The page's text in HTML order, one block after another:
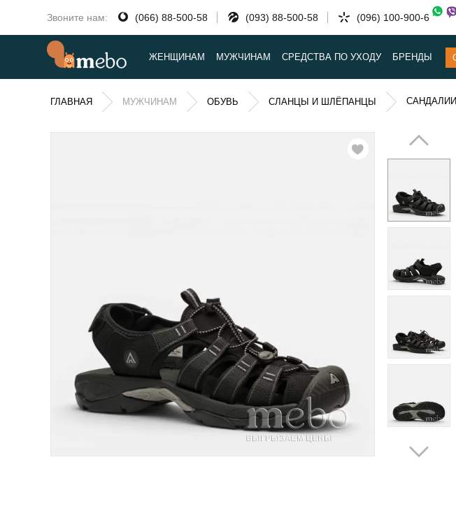
Звоните нам: (066) 88-500-58 (093) 88-500-58 (096) 100-900-6
ЖЕНЩИНАМ МУЖЧИНАМ СРЕДСТВА ПО УХОДУ БРЕНДЫ
ГЛАВНАЯ МУЖЧИНАМ ОБУВЬ СЛАНЦЫ И ШЛЁПАНЦЫ САНДАЛИИ